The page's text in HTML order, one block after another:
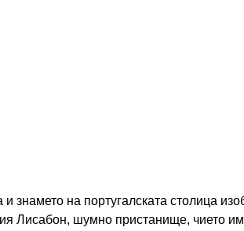
знамето на португалската столица
Лисабон, шумно пристанище, чието